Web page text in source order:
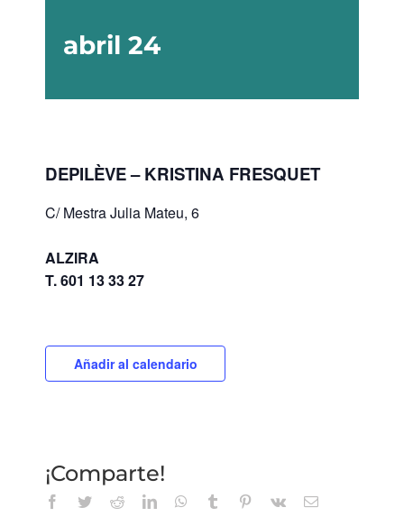
abril 24
DEPILÈVE – KRISTINA FRESQUET
C/ Mestra Julia Mateu, 6
ALZIRA
T. 601 13 33 27
Añadir al calendario
¡Comparte!
Facebook
TwitterRedditLinkedInWhatsApp
Tumblr Pinterest
Vk
Correo